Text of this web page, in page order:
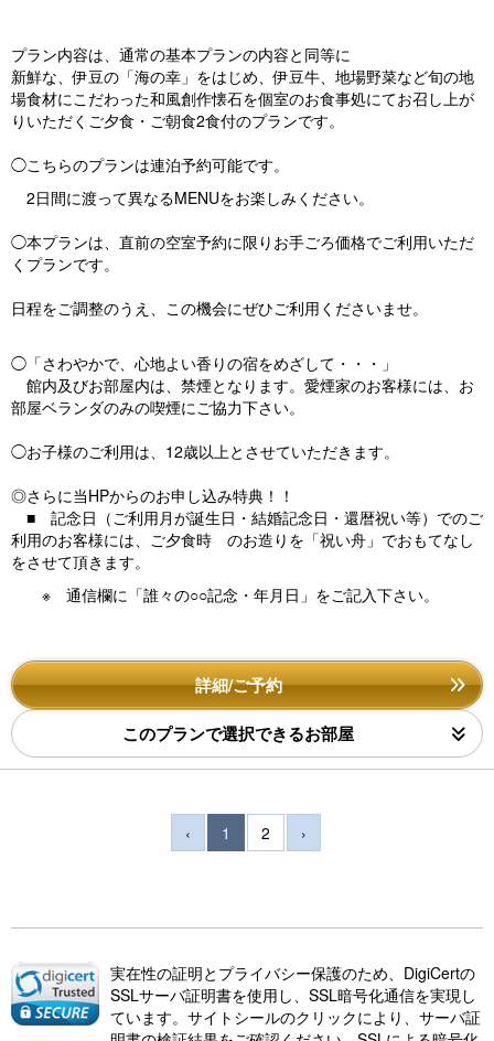
プラン内容は、通常の基本プランの内容と同等に
新鮮な、伊豆の「海の幸」をはじめ、伊豆牛、地場野菜など旬の地
場食材にこだわった和風創作懐石を個室のお食事処にてお召し上が
りいただくご夕食・ご朝食2食付のプランです。
◯こちらのプランは連泊予約可能です。
2日間に渡って異なるMENUをお楽しみください。
◯本プランは、直前の空室予約に限りお手ごろ価格でご利用いただ
くプランです。
日程をご調整のうえ、この機会にぜひご利用くださいませ。
◯「さわやかで、心地よい香りの宿をめざして・・・」
館内及びお部屋内は、禁煙となります。愛煙家のお客様には、お
部屋ベランダのみの喫煙にご協力下さい。
◯お子様のご利用は、12歳以上とさせていただきます。
◎さらに当HPからのお申し込み特典！！
■ 記念日（ご利用月が誕生日・結婚記念日・還暦祝い等）でのご
利用のお客様には、ご夕食時 のお造りを「祝い舟」でおもてなし
をさせて頂きます。
※ 通信欄に「誰々の○○記念・年月日」をご記入下さい。
詳細/ご予約
このプランで選択できるお部屋
‹ 1 2 ›
実在性の証明とプライバシー保護のため、DigiCertの
SSLサーバ証明書を使用し、SSL暗号化通信を実現し
ています。サイトシールのクリックにより、サーバ証